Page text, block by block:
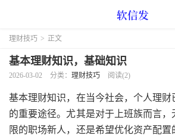
理财技巧 > 正文
基本理财知识，基础知识
2026-03-02 分类： 理财技巧 阅读(2)
基本理财知识，在当今社会，个人理财
的重要途径。尤其是对于上班族而言，
限的职场新人，还是希望优化资产配